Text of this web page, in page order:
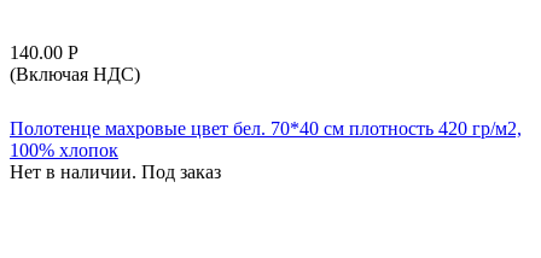
140.00 Р
(Включая НДС)
Полотенце махровые цвет бел. 70*40 см плотность 420 гр/м2,
100% хлопок
Нет в наличии. Под заказ